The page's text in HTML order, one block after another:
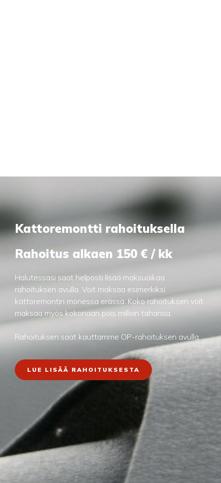
Kattoremontti rahoituksella
Rahoitus alkaen 150 € / kk
Halutessasi saat helposti lisää maksuaikaa
rahoituksen avulla. Voit maksaa esimerkiksi
kattoremontin monessa erässä. Koko rahoituksen voit
maksaa myös kokonaan pois milloin tahansa.
Rahoituksen saat kauttamme OP-rahoituksen avulla.
LUE LISÄÄ RAHOITUKSESTA